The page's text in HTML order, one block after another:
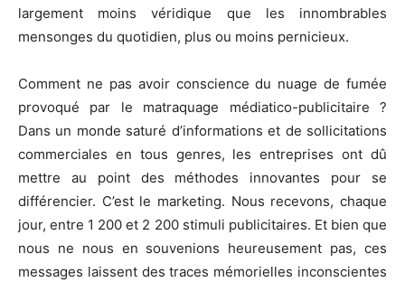
largement moins véridique que les innombrables
mensonges du quotidien, plus ou moins pernicieux.
Comment ne pas avoir conscience du nuage de fumée
provoqué par le matraquage médiatico-publicitaire ?
Dans un monde saturé d’informations et de sollicitations
commerciales en tous genres, les entreprises ont dû
mettre au point des méthodes innovantes pour se
différencier. C’est le marketing. Nous recevons, chaque
jour, entre 1 200 et 2 200 stimuli publicitaires. Et bien que
nous ne nous en souvenions heureusement pas, ces
messages laissent des traces mémorielles inconscientes